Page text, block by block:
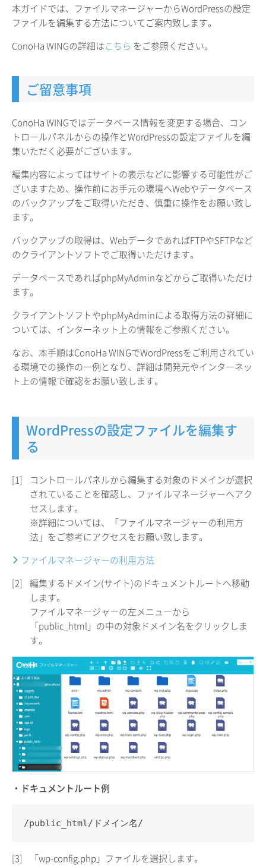
本ガイドでは、ファイルマネージャーからWordPressの設定
ファイルを編集する方法についてご案内致します。
ConoHa WINGの詳細はこちら をご参照ください。
ご留意事項
ConoHa WINGではデータベース情報を変更する場合、コン
トロールパネルからの操作とWordPressの設定ファイルを編
集いただく必要がございます。
編集内容によってはサイトの表示などに影響する可能性がご
ざいますため、操作前にお手元の環境へWebやデータベース
のバックアップをご取得いただき、慎重に操作をお願い致し
ます。
バックアップの取得は、WebデータであればFTPやSFTPなど
のクライアントソフトでご取得いただけます。
データベースであればphpMyAdminなどからご取得いただけ
ます。
クライアントソフトやphpMyAdminによる取得方法の詳細に
ついては、インターネット上の情報をご参照ください。
なお、本手順はConoHa WINGでWordPressをご利用されてい
る環境での操作の一例となり、詳細は開発元やインターネッ
ト上の情報で確認をお願い致します。
WordPressの設定ファイルを編集す
る
[1]
コントロールパネルから編集する対象のドメインが選択
されていることを確認し、ファイルマネージャーへアク
セスします。
※詳細については、「ファイルマネージャーの利用方
法」をご参考にアクセスをお願い致します。
ファイルマネージャーの利用方法
[2]
編集するドメイン(サイト)のドキュメントルートへ移動
します。
ファイルマネージャーの左メニューから
「public_html」の中の対象ドメイン名をクリックしま
す。
・ドキュメントルート例
/public_html/ドメイン名/
[3] 「wp-config.php」ファイルを選択します。